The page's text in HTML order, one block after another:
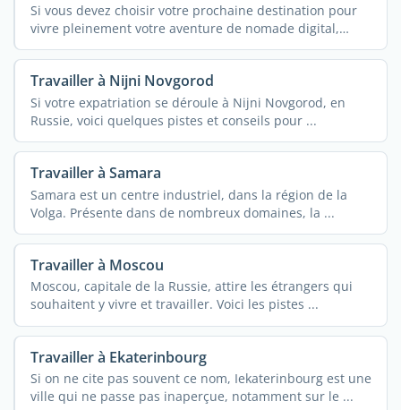
Si vous devez choisir votre prochaine destination pour
vivre pleinement votre aventure de nomade digital,
pourquoi ...
Travailler à Nijni Novgorod
Si votre expatriation se déroule à Nijni Novgorod, en
Russie, voici quelques pistes et conseils pour ...
Travailler à Samara
Samara est un centre industriel, dans la région de la
Volga. Présente dans de nombreux domaines, la ...
Travailler à Moscou
Moscou, capitale de la Russie, attire les étrangers qui
souhaitent y vivre et travailler. Voici les pistes ...
Travailler à Ekaterinbourg
Si on ne cite pas souvent ce nom, Iekaterinbourg est une
ville qui ne passe pas inaperçue, notamment sur le ...